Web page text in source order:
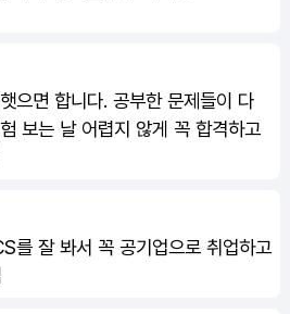
으면 합니다. 공부한 문제들이 다
보는 날 어렵지 않게 꼭 합격하고
를 잘 봐서 꼭 공기업으로 취업하고